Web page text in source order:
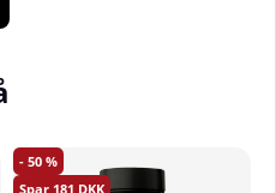
Get
af hormoner, herunder
i kroppen.
opbyggende hormon,
50
181